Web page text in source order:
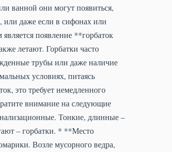
ванной они могут появиться,
или даже если в сифонах или
появление **горбаток
летают. Горбатки часто
трубы или даже наличие
условиях, питаясь
это требует немедленного
внимание на следующие
Тонкие, длинные –
– горбатки. * **Место
Возле мусорного ведра,